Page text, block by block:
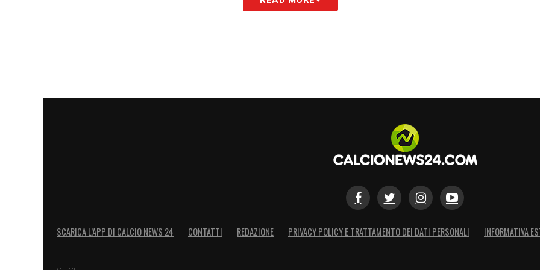
«Era partito bene, ma credo che l’assenza di Kjaer possa rivelarsi un peso
SCARICA L’APP DI CALCIO NEWS 24 CONTATTI REDAZIONE PRIVACY POLICY E TRATTAMENTO DEI DATI PERSONALI INFORMATIVA